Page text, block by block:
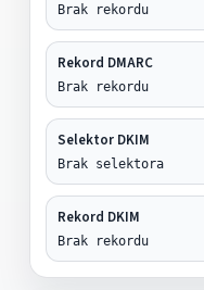
Brak rekordu
Rekord DMARC
Brak rekordu
Selektor DKIM
Brak selektora
Rekord DKIM
Brak rekordu